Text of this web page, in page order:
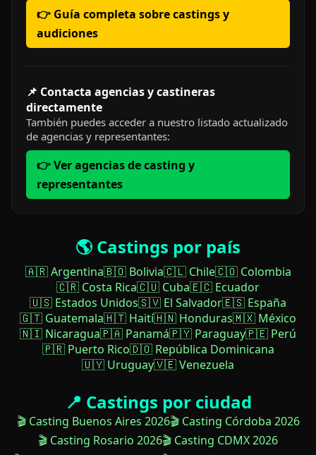
👉 Guía completa sobre castings y
audiciones
📌 Contacta agencias y castineras
directamente
También puedes acceder a nuestro listado actualizado
de agencias y representantes:
👉 Ver agencias de casting y
representantes
🌎 Castings por país
🇦🇷 Argentina🇧🇴 Bolivia🇨🇱 Chile🇨🇴 Colombia
🇨🇷 Costa Rica🇨🇺 Cuba🇪🇨 Ecuador
🇺🇸 Estados Unidos🇸🇻 El Salvador🇪🇸 España
🇬🇹 Guatemala🇭🇹 Haití🇭🇳 Honduras🇲🇽 México
🇳🇮 Nicaragua🇵🇦 Panamá🇵🇾 Paraguay🇵🇪 Perú
🇵🇷 Puerto Rico🇩🇴 República Dominicana
🇺🇾 Uruguay🇻🇪 Venezuela
📍 Castings por ciudad
🎬 Casting Buenos Aires 2026🎬 Casting Córdoba 2026
🎬 Casting Rosario 2026🎬 Casting CDMX 2026